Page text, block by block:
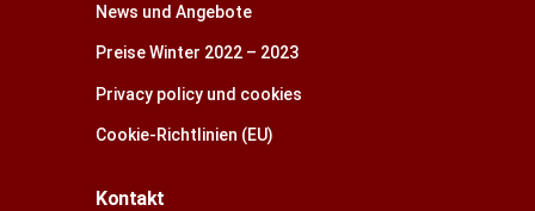
News und Angebote
Preise Winter 2022 – 2023
Privacy policy und cookies
Cookie-Richtlinien (EU)
Kontakt